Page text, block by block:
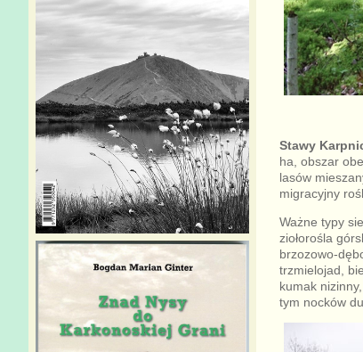
Stawy
ha, obszar
lasów
migracyjny
Ważne typy
ziołorośla
brzozowo-
trzmielojad,
kumak
tym nocków